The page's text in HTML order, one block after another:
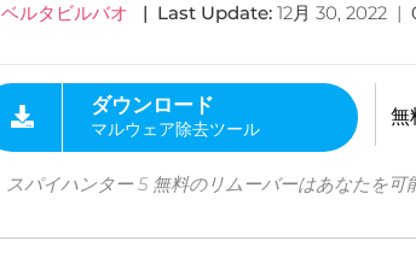
ベルタビルバオ | Last Update: 12月 30, 2022 |
マルウェア除去ツール
無
スパイハンター 5 無料のリムーバーはあなたを